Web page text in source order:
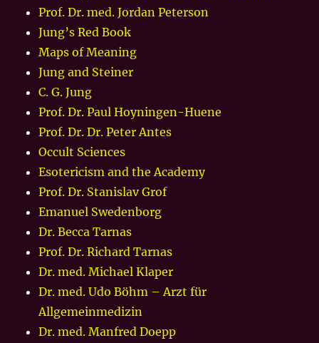
Prof. Dr. med. Jordan Peterson
Jung’s Red Book
Maps of Meaning
Jung and Steiner
C. G. Jung
Prof. Dr. Paul Hoyningen-Huene
Prof. Dr. Dr. Peter Antes
Occult Sciences
Esotericism and the Academy
Prof. Dr. Stanislav Grof
Emanuel Swedenborg
Dr. Becca Tarnas
Prof. Dr. Richard Tarnas
Dr. med. Michael Klaper
Dr. med. Udo Böhm – Arzt für
Allgemeinmedizin
Dr. med. Manfred Doepp